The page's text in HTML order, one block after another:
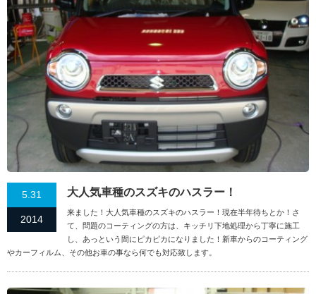
5.31
2014
大人気車種のスズキのハスラー！
来ました！大人気車種のスズキのハスラー！現在半年待ちとか！さ
て、問題のコーティングの方は、キッチリ下地処理から丁寧に施工
し、あっという間にピカピカになりました！新車からのコーティング
やカーフィルム、その他お車の事なら何でも対応致します。